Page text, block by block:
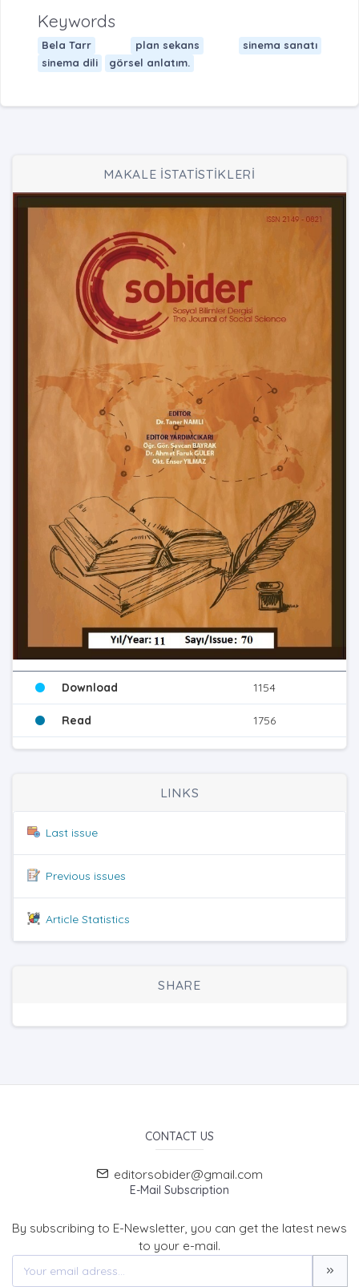
Keywords
Bela Tarr plan sekans
sinema sanatı
sinema dili
görsel anlatım.
MAKALE İSTATİSTİKLERİ
Download 1154
Read 1756
LINKS
Last issue
Previous issues
Article Statistics
SHARE
CONTACT US
editorsobider@gmail.com
E-Mail Subscription
By subscribing to E-Newsletter, you can get the latest news
to your e-mail.